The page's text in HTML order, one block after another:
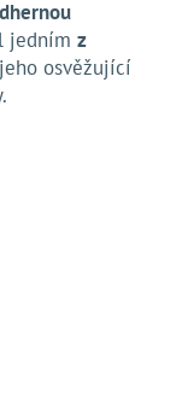
jedním z
osvěžující